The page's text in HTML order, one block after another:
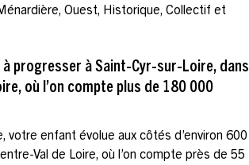
Ouest, Historique, Collectif et
progresser à Saint-Cyr-sur-Loire, dans
où l’on compte plus de 180 000
votre enfant évolue aux côtés d’environ 600
Val de Loire, où l’on compte près de 55